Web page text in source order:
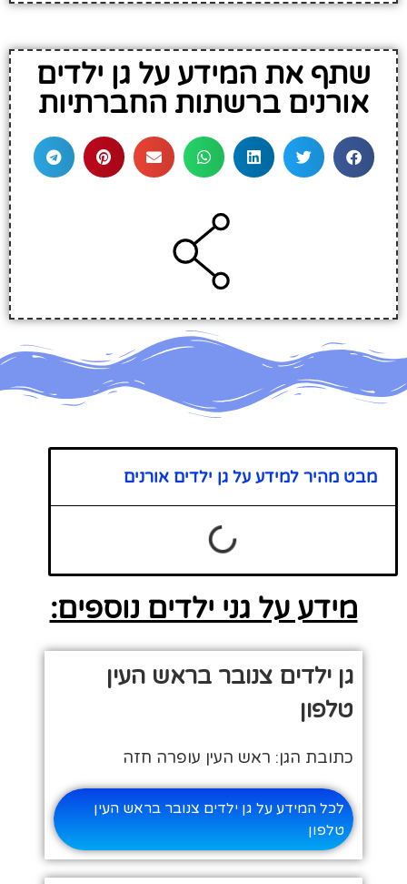
שתף את המידע על גן ילדים
אורנים ברשתות החברתיות
מבט מהיר למידע על גן ילדים אורנים
מידע על גני ילדים נוספים:
גן ילדים צנובר בראש העין
טלפון
כתובת הגן: ראש העין עופרה חזה
לכל המידע על גן ילדים צנובר בראש העין
טלפון